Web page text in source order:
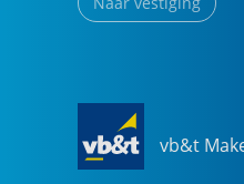
vb&t